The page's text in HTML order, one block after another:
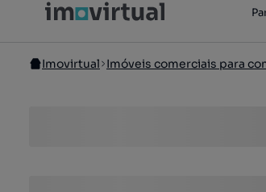
Imovirtual Imóveis comerciais para